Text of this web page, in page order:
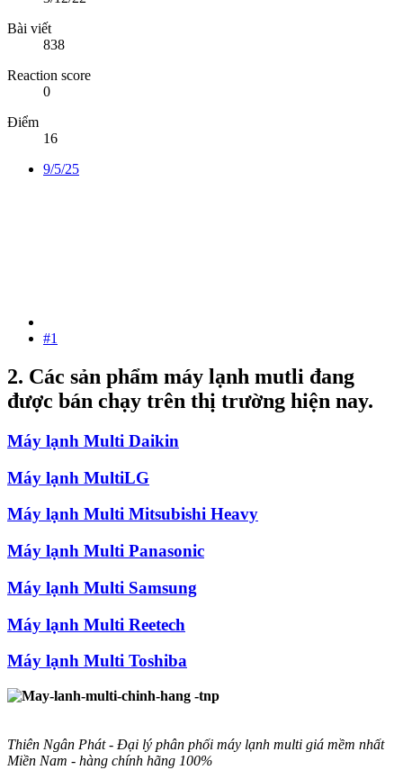
Bài viết
838
Reaction score
0
Điểm
16
9/5/25
#1
2. Các sản phẩm máy lạnh mutli đang
được bán chạy trên thị trường hiện nay.
Máy lạnh Multi Daikin
Máy lạnh MultiLG
Máy lạnh Multi Mitsubishi Heavy
Máy lạnh Multi Panasonic
Máy lạnh Multi Samsung
Máy lạnh Multi Reetech
Máy lạnh Multi Toshiba
Thiên Ngân Phát - Đại lý phân phối máy lạnh multi giá mềm nhất
Miền Nam - hàng chính hãng 100%